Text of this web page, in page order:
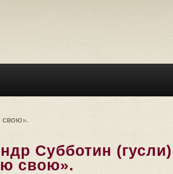
свою».
Субботин
свою».